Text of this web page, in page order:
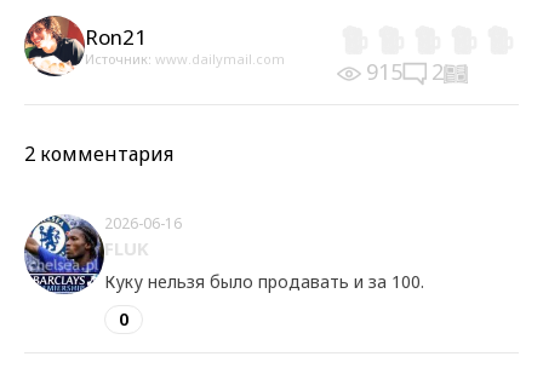
Ron21
Источник: www.dailymail.com 915 2
2 комментария
2026-06-16
FLUK
Куку нельзя было продавать и за 100.
0